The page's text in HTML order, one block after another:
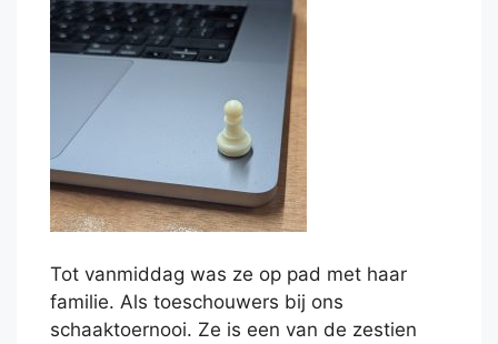
Tot vanmiddag was ze op pad met haar
familie. Als toeschouwers bij ons
schaaktoernooi. Ze is een van de zestien